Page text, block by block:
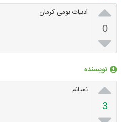

0

ادبیات بومی کرمان
نویسنده

3
نمدانم